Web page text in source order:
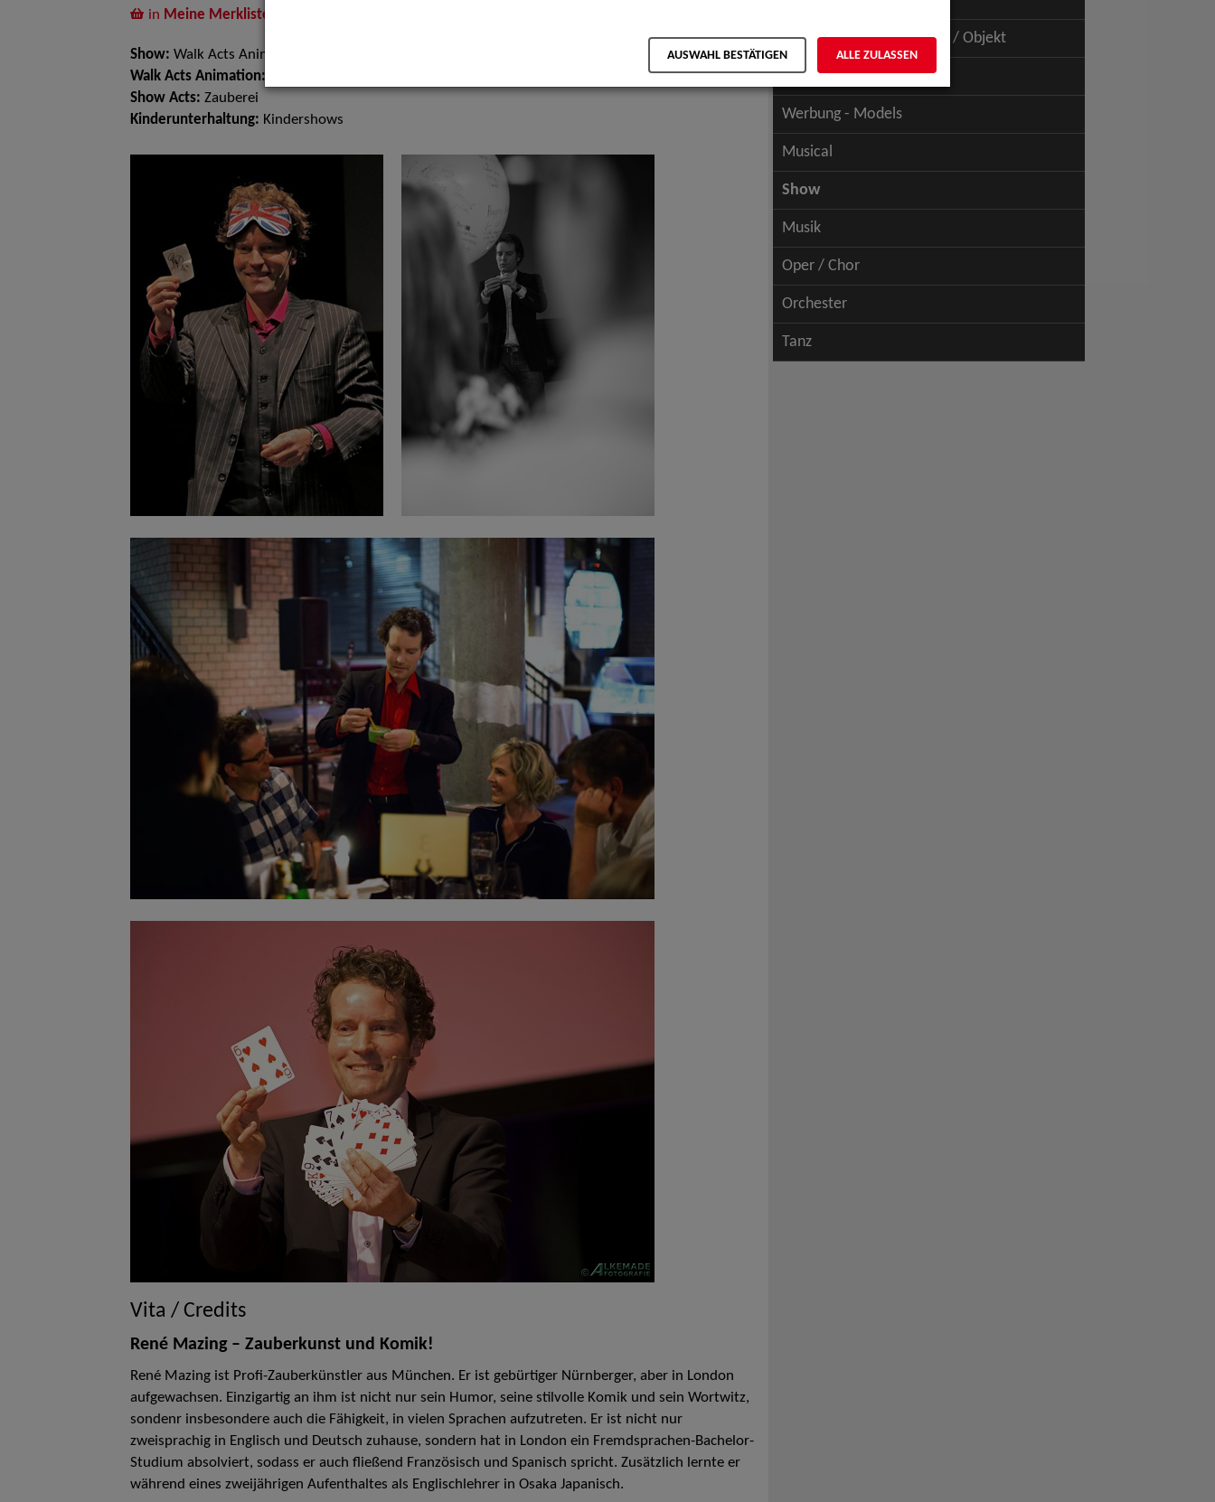
in Meine Merkliste
Show: Walk Acts Animation, Kinderunterhaltung
Walk Acts Animation:
Show Acts: Zauberei
Kinderunterhaltung: Kindershows
Vita / Credits
René Mazing – Zauberkunst und Komik!
René Mazing ist Profi-Zauberkünstler aus München. Er ist gebürtiger Nürnberger, aber in London
aufgewachsen. Einzigartig an ihm ist nicht nur sein Humor, seine stilvolle Komik und sein Wortwitz,
sondenr insbesondere auch die Fähigkeit, in vielen Sprachen aufzutreten. Er ist nicht nur
zweisprachig in Englisch und Deutsch zuhause, sondern hat in London ein Fremdsprachen-Bachelor-
Studium absolviert, sodass er auch fließend Französisch und Spanisch spricht. Zusätzlich lernte er
während eines zweijährigen Aufenthaltes als Englischlehrer in Osaka Japanisch.
Schauspiel - Figur / Puppe / Objekt
Werbung - Talents
Werbung - Models
Musical
Show
Musik
Oper / Chor
Orchester
Tanz
AUSWAHL BESTÄTIGEN ALLE ZULASSEN